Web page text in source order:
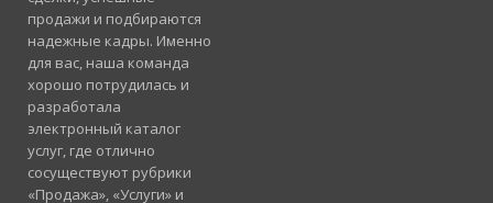
продажи и подбираются
надежные кадры. Именно
для вас, наша команда
хорошо потрудилась и
разработала
электронный каталог
услуг, где отлично
сосуществуют рубрики
«Продажа», «Услуги» и